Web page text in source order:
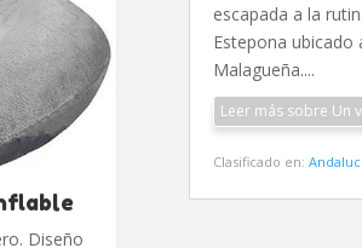
Diseño
escapada a la
Estepona ubicado
Malagueña....
Leer más sobre Un
Clasificado en: